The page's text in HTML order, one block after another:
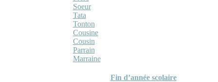
Soeur
Tata
Tonton
Cousine
Cousin
Parrain
Marraine
Fin d’année scolaire